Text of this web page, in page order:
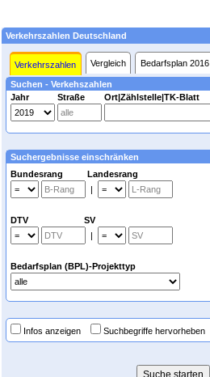
Verkehrszahlen Deutschland
Verkehrszahlen Vergleich Bedarfsplan 2016
Suchen - Verkehszahlen
Jahr
Straße Ort|Zählstelle|TK-Blatt
Suchergebnisse einschränken
Bundesrang Landesrang
|
DTV SV
|
Bedarfsplan (BPL)-Projekttyp
Infos anzeigen Suchbegriffe hervorheben